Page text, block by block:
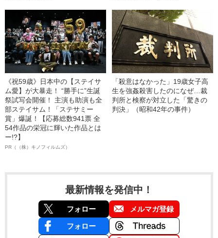
《祝59歳》日本中の【ステイサ
ム愛】が大暴走！ “勝手に”生誕
祭試写会開催！ 主演も助演も全
部ステイサム！「ステサミー
賞」爆誕！【応募総数941票 全
54作品の栄冠に輝いた作品とは
ー!?】
PR（（株）キノフィルムズ）
「殺意はなかった」19歳女子高
生を強姦殺害したのになぜ…裁
判所と検察が対立した「驚きの
判決」（昭和42年の事件）
最新情報を発信中！
フォロー メルマガ登録
フォロー